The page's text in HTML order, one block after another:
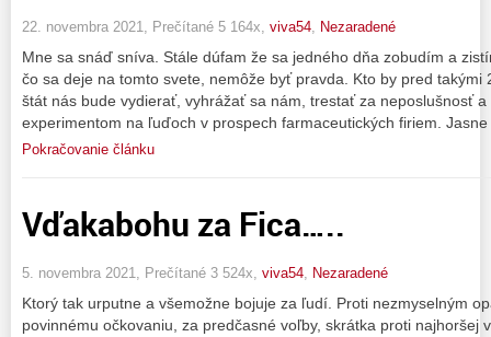
22. novembra 2021, Prečítané 5 164x, viva54 Nezaradené
Mne sa snáď sníva. Stále dúfam že sa jedného dňa zobudím a
čo sa deje na tomto svete, nemôže byť pravda. Kto by pred takými
štát nás bude vydierať, vyhrážať sa nám, trestať za neposlušnosť
experimentom na ľuďoch v prospech farmaceutických firiem.
Pokračovanie článku
Vďakabohu za Fica…..
5. novembra 2021, Prečítané 3 524x, viva54, Nezaradené
Ktorý tak urputne a všemožne bojuje za ľudí. Proti nezmyselným
povinnému očkovaniu, za predčasné voľby, skrátka proti najhoršej